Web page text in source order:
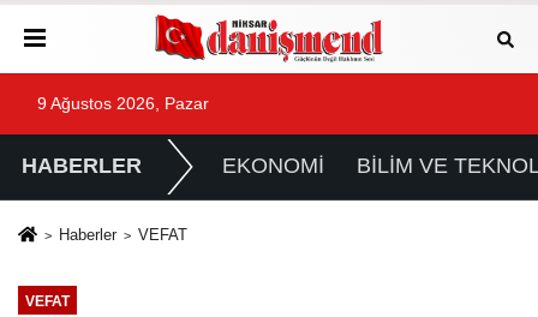
9 Ağustos 2026, Pazar
HABERLER EKONOMİ BİLİM VE
Haberler VEFAT
VEFAT